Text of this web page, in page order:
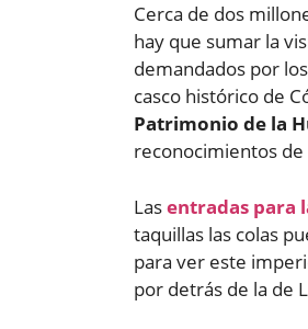
Cerca de dos
hay que sumar la
demandados por
casco histórico de
Patrimonio de la
reconocimientos
Lasentradas para
taquillas las colas
para ver este
por detrás de la de